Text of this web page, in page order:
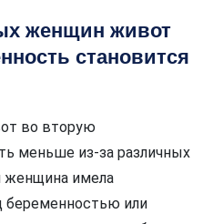
женщин живот
становится
во вторую
меньше из-за различных
женщина имела
беременностью или